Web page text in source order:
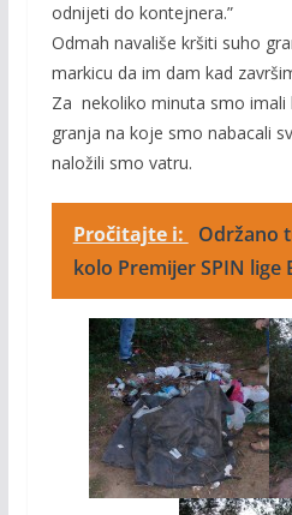
odnijeti do kontejnera.”
Odmah navališe kršiti suho
markicu da im dam kad
Za nekoliko minuta smo imali
granja na koje smo nabacali
naložili smo vatru.
Pročitajte i:
Održano
kolo Premijer SPIN lige